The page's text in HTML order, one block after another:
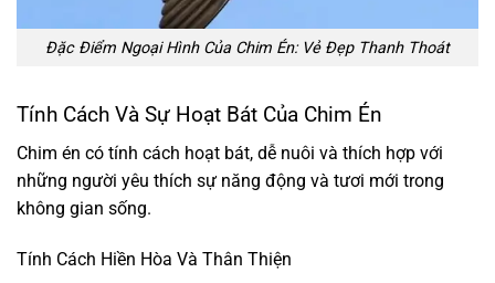
Đặc Điểm Ngoại Hình Của Chim Én: Vẻ Đẹp Thanh Thoát
Tính Cách Và Sự Hoạt Bát Của Chim Én
Chim én có tính cách hoạt bát, dễ nuôi và thích hợp với
những người yêu thích sự năng động và tươi mới trong
không gian sống.
Tính Cách Hiền Hòa Và Thân Thiện